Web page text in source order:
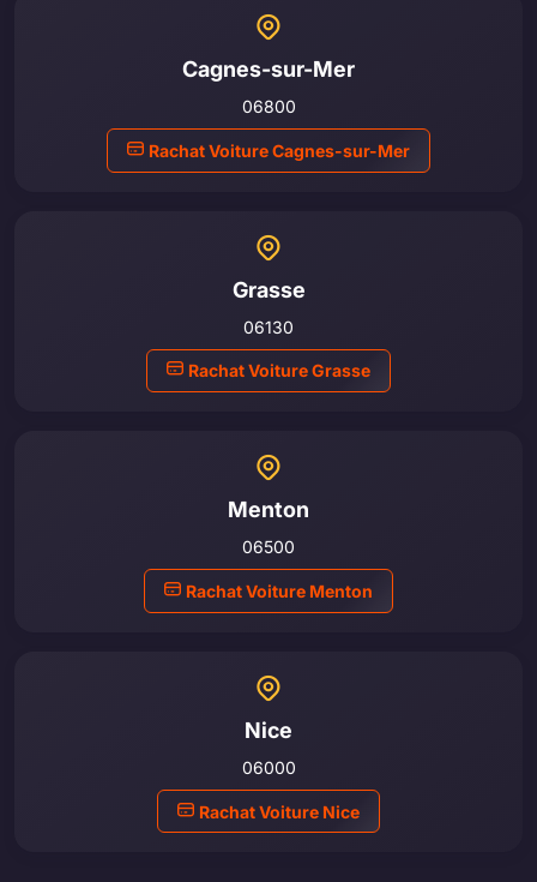
Cagnes-sur-Mer
06800
Rachat Voiture Cagnes-sur-Mer
Grasse
06130
Rachat Voiture Grasse
Menton
06500
Rachat Voiture Menton
Nice
06000
Rachat Voiture Nice